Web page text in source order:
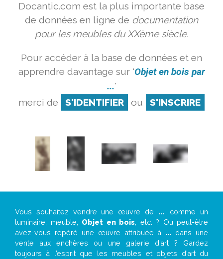
Docantic.com est la plus importante base
de données en ligne de documentation
pour les meubles du XXème siècle.
Pour accéder à la base de données et en
apprendre davantage sur 'Objet en bois par
...'
merci de
S'IDENTIFIER ou S'INSCRIRE
Vous souhaitez vendre une œuvre de ..., comme un
luminaire, meuble, Objet en bois , etc. ? Ou peut-être
avez-vous repéré une œuvre attribuée à ... dans une
vente aux enchères ou une galerie d’art ? Gardez
toujours à l’esprit que les meubles et objets d’art du